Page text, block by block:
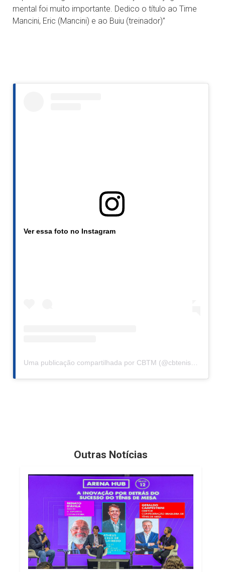
mental foi muito importante. Dedico o título ao Time
Mancini, Eric (Mancini) e ao Buiu (treinador)”
Ver essa foto no Instagram
Outras Notícias